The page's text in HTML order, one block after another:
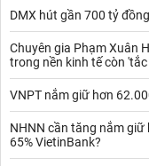
DMX hút gần 700 tỷ
Chuyên gia Phạm Xuân
trong nền kinh tế còn 'tắc
VNPT nắm giữ hơn
NHNN cần tăng nắm giữ
65% VietinBank?